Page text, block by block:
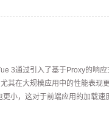
3通过引入了基于Proxy的响
其在大规模应用中的性能表现
更小，这对于前端应用的加载